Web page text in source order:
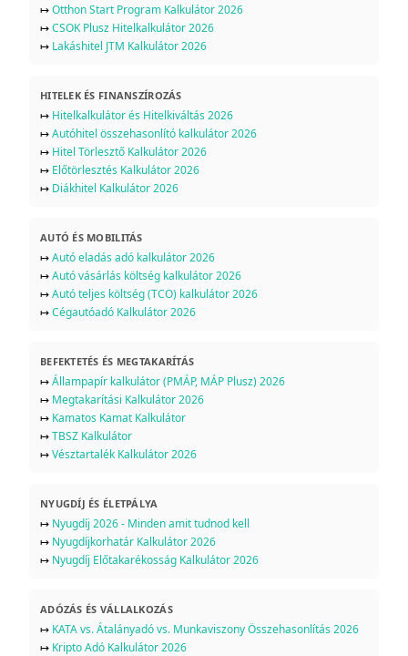
↦Otthon Start Program Kalkulátor 2026
↦CSOK Plusz Hitelkalkulátor 2026
↦ Lakáshitel JTM Kalkulátor 2026
HITELEK ÉS FINANSZÍROZÁS
↦ Hitelkalkulátor és Hitelkiváltás 2026
↦Autóhitel összehasonlító kalkulátor 2026
↦ Hitel Törlesztő Kalkulátor 2026
↦ Előtörlesztés Kalkulátor 2026
↦ Diákhitel Kalkulátor 2026
AUTÓ ÉS MOBILITÁS
↦Autó eladás adó kalkulátor 2026
↦Autó vásárlás költség kalkulátor 2026
↦Autó teljes költség (TCO) kalkulátor 2026
↦Cégautóadó Kalkulátor 2026
BEFEKTETÉS ÉS MEGTAKARÍTÁS
↦Állampapír kalkulátor (PMÁP, MÁP Plusz) 2026
↦ Megtakarítási Kalkulátor 2026
↦ Kamatos Kamat Kalkulátor
↦TBSZ Kalkulátor
↦Vésztartalék Kalkulátor 2026
NYUGDÍJ ÉS ÉLETPÁLYA
↦ Nyugdíj 2026 - Minden amit tudnod kell
↦ Nyugdíjkorhatár Kalkulátor 2026
↦ Nyugdíj Előtakarékosság Kalkulátor 2026
ADÓZÁS ÉS VÁLLALKOZÁS
↦ KATA vs. Átalányadó vs. Munkaviszony Összehasonlítás 2026
↦ Kripto Adó Kalkulátor 2026